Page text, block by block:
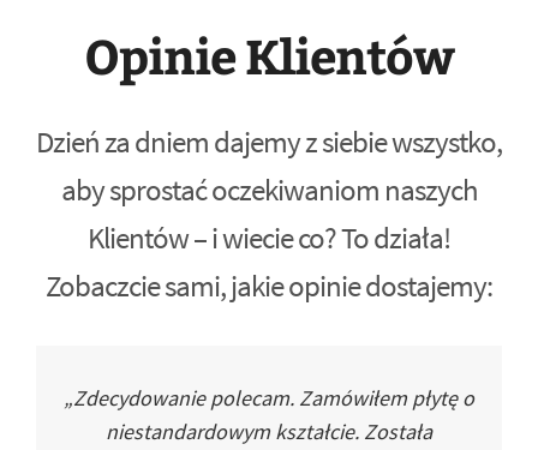
Opinie Klientów
Dzień za dniem dajemy z siebie wszystko,
aby sprostać oczekiwaniom naszych
Klientów – i wiecie co? To działa!
Zobaczcie sami, jakie opinie dostajemy:
„Zdecydowanie polecam. Zamówiłem płytę o
niestandardowym kształcie. Została